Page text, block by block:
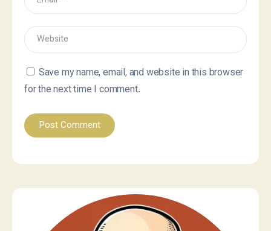
Save my name, email, and website in this browser
for the next time I comment.